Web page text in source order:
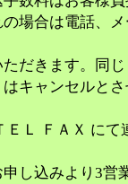
場合は電話、
だきます。同
キャンセルと
Ｌ ＦＡＸ にて
し込みより3営